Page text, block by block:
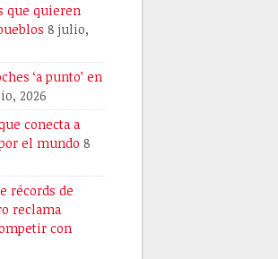
que quieren
8 julio,
‘a punto’ en
2026
conecta a
el mundo 8
récords de
reclama
con